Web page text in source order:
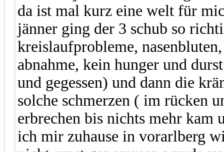
da ist mal kurz eine welt für
jänner ging der 3 schub so
kreislaufprobleme,
abnahme, kein hunger und
und gegessen) und dann die
solche schmerzen ( im rücken
erbrechen bis nichts mehr kam
ich mir zuhause in vorarlberg